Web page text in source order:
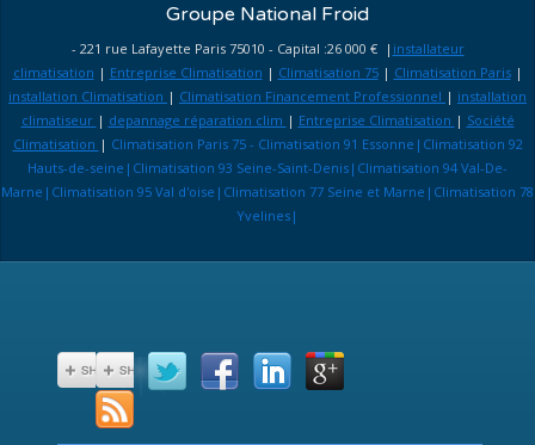
Groupe National Froid
- 221 rue Lafayette Paris 75010 - Capital :26 000 € | installateur
climatisation | Entreprise Climatisation | Climatisation 75| Climatisation Paris|
installation Climatisation | Climatisation Financement Professionnel | installation
climatiseur | depannage réparation clim | Entreprise Climatisation | Société
Climatisation | Climatisation Paris 75 - Climatisation 91 Essonne|Climatisation 92
Hauts-de-seine|Climatisation 93 Seine-Saint-Denis|Climatisation 94 Val-De-
Marne|Climatisation 95 Val d'oise|Climatisation 77 Seine et Marne|Climatisation 78
Yvelines|